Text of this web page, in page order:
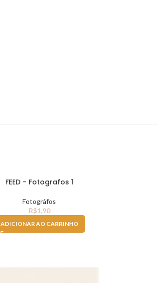
FEED – Fotografos 1
Fotográfos
R$1,90
ADICIONAR AO CARRINHO